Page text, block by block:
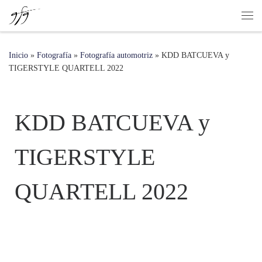
Saltar al contenido
Inicio » Fotografía » Fotografía automotriz » KDD BATCUEVA y
TIGERSTYLE QUARTELL 2022
KDD BATCUEVA y
TIGERSTYLE
QUARTELL 2022